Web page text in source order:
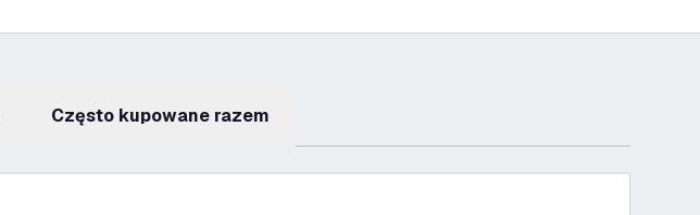
Często kupowane razem